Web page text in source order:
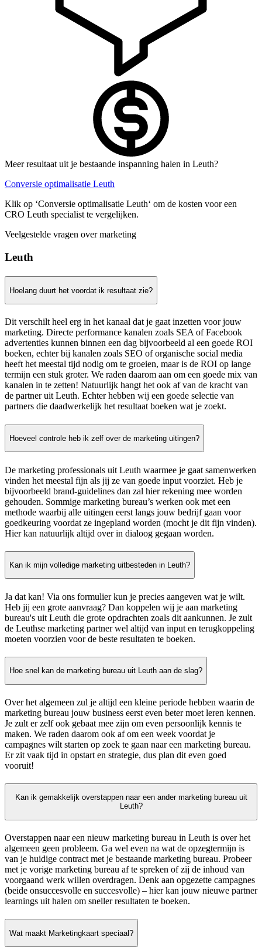
Meer resultaat uit je bestaande inspanning halen in Leuth?
Conversie optimalisatie Leuth
Klik op ‘Conversie optimalisatie Leuth‘ om de kosten voor een
CRO Leuth specialist te vergelijken.
Veelgestelde vragen over marketing
Leuth
Hoelang duurt het voordat ik resultaat zie?
Dit verschilt heel erg in het kanaal dat je gaat inzetten voor jouw
marketing. Directe performance kanalen zoals SEA of Facebook
advertenties kunnen binnen een dag bijvoorbeeld al een goede ROI
boeken, echter bij kanalen zoals SEO of organische social media
heeft het meestal tijd nodig om te groeien, maar is de ROI op lange
termijn een stuk groter. We raden daarom aan om een goede mix van
kanalen in te zetten! Natuurlijk hangt het ook af van de kracht van
de partner uit Leuth. Echter hebben wij een goede selectie van
partners die daadwerkelijk het resultaat boeken wat je zoekt.
Hoeveel controle heb ik zelf over de marketing uitingen?
De marketing professionals uit Leuth waarmee je gaat samenwerken
vinden het meestal fijn als jij ze van goede input voorziet. Heb je
bijvoorbeeld brand-guidelines dan zal hier rekening mee worden
gehouden. Sommige marketing bureau’s werken ook met een
methode waarbij alle uitingen eerst langs jouw bedrijf gaan voor
goedkeuring voordat ze ingepland worden (mocht je dit fijn vinden).
Hier kan natuurlijk altijd over in dialoog gegaan worden.
Kan ik mijn volledige marketing uitbesteden in Leuth?
Ja dat kan! Via ons formulier kun je precies aangeven wat je wilt.
Heb jij een grote aanvraag? Dan koppelen wij je aan marketing
bureau's uit Leuth die grote opdrachten zoals dit aankunnen. Je zult
de Leuthse marketing partner wel altijd van input en terugkoppeling
moeten voorzien voor de beste resultaten te boeken.
Hoe snel kan de marketing bureau uit Leuth aan de slag?
Over het algemeen zul je altijd een kleine periode hebben waarin de
marketing bureau jouw business eerst even beter moet leren kennen.
Je zult er zelf ook gebaat mee zijn om even persoonlijk kennis te
maken. We raden daarom ook af om een week voordat je
campagnes wilt starten op zoek te gaan naar een marketing bureau.
Er zit vaak tijd in opstart en strategie, dus plan dit even goed
vooruit!
Kan ik gemakkelijk overstappen naar een ander marketing bureau uit
Leuth?
Overstappen naar een nieuw marketing bureau in Leuth is over het
algemeen geen probleem. Ga wel even na wat de opzegtermijn is
van je huidige contract met je bestaande marketing bureau. Probeer
met je vorige marketing bureau af te spreken of zij de inhoud van
voorgaand werk willen overdragen. Denk aan opgezette campagnes
(beide onsuccesvolle en succesvolle) – hier kan jouw nieuwe partner
learnings uit halen om sneller resultaten te boeken.
Wat maakt Marketingkaart speciaal?